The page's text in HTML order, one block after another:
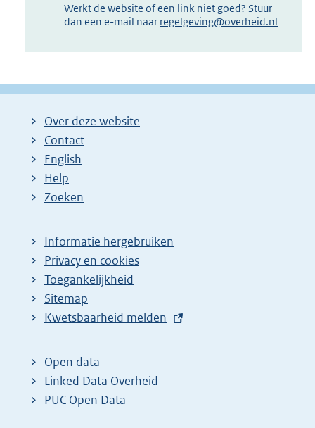
Werkt de website of een link niet goed? Stuur
dan een e-mail naar regelgeving@overheid.nl
Over deze website
Contact
English
Help
Zoeken
Informatie hergebruiken
Privacy en cookies
Toegankelijkheid
Sitemap
E
t
e
r
Kwetsbaarheid melden
Open data
Linked Data Overheid
PUC Open Data